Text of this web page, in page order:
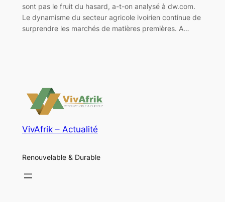
sont pas le fruit du hasard, a-t-on analysé à dw.com.
Le dynamisme du secteur agricole ivoirien continue de
surprendre les marchés de matières premières. A…
VivAfrik – Actualité
Renouvelable & Durable